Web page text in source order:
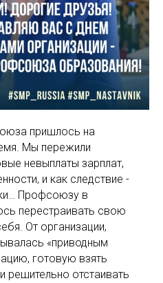
пришлось на
Мы пережили
невыплаты зарплат,
и как следствие -
Профсоюзу в
перестраивать свою
От организации,
«приводным
готовую взять
решительно отстаивать